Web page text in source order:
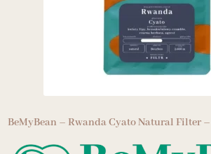
BeMyBean – Rwanda Cyato Natural Filter